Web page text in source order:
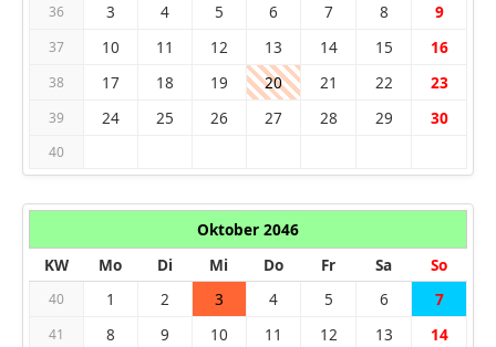
36 3 4 5 6 7 8 9
37 10 11 12 13 14 15 16
38 17 18 19 20 21 22 23
39 24 25 26 27 28 29 30
40
Oktober 2046
KW
Mo Di Mi Do Fr Sa So
40 1 2 3 4 5 6 7
41 8 9 10 11 12 13 14